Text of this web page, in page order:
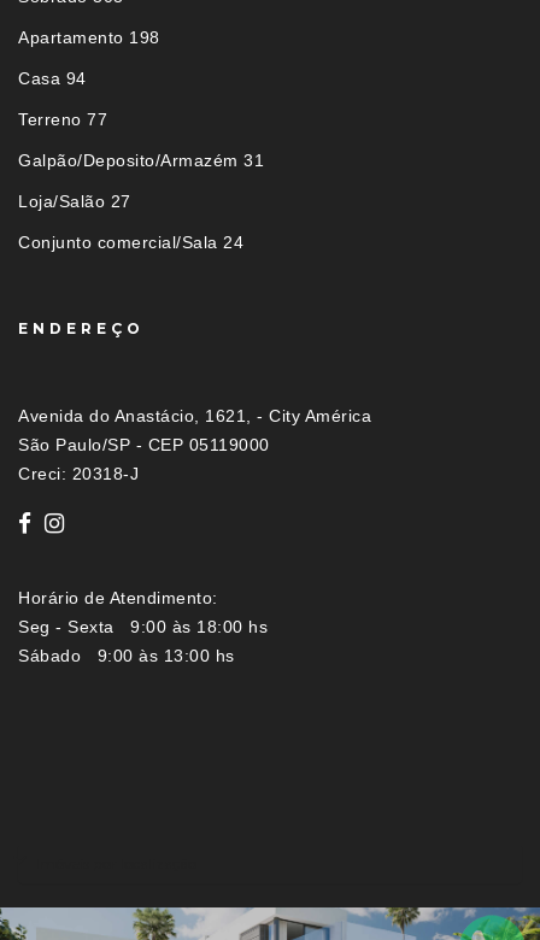
Apartamento 198
Casa 94
Terreno 77
Galpão/Deposito/Armazém 31
Loja/Salão 27
Conjunto comercial/Sala 24
ENDEREÇO
Avenida do Anastácio, 1621, - City América
São Paulo/SP - CEP 05119000
Creci: 20318-J
Horário de Atendimento:
Seg - Sexta 9:00 às 18:00 hs
Sábado 9:00 às 13:00 hs